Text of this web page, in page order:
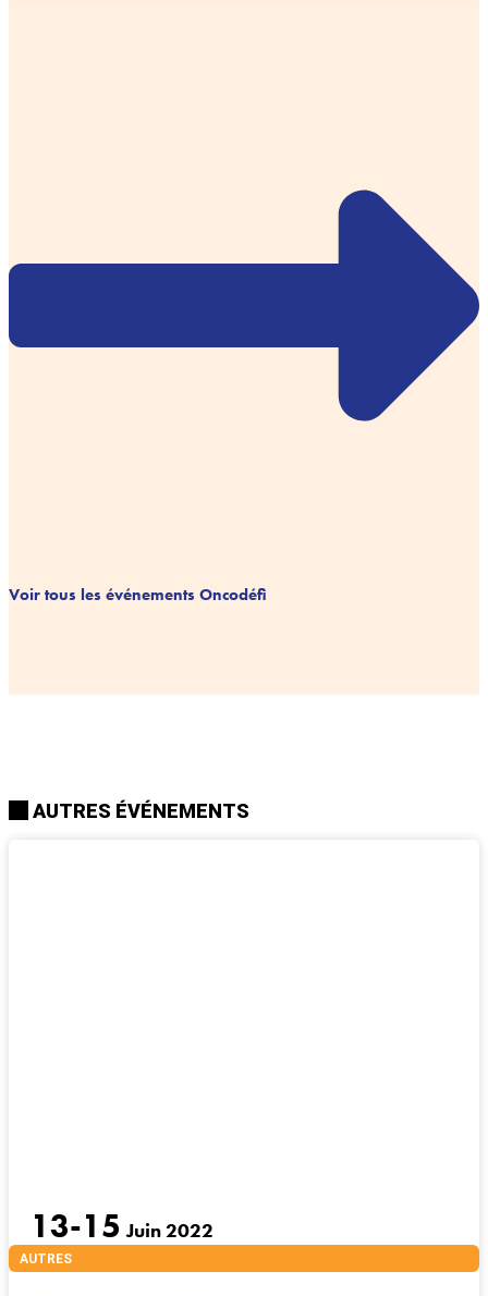
Voir tous les événements Oncodéfi
AUTRES ÉVÉNEMENTS
13-15 Juin 2022
AUTRES